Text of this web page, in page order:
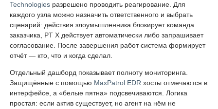
Technologies разрешено проводить реагирование. Для
каждого узла можно назначить ответственного и выбрать
сценарий: действия злоумышленника блокирует команда
заказчика, PT X действует автоматически либо запрашивает
согласование. После завершения работ система формирует
отчёт — кто, что и когда сделал.
Отдельный дашборд показывает полноту мониторинга.
Защищённые с помощью MaxPatrol EDR хосты отмечаются в
интерфейсе, а «белые пятна» подсвечиваются. Логика
простая: если актив существует, но агент на нём не